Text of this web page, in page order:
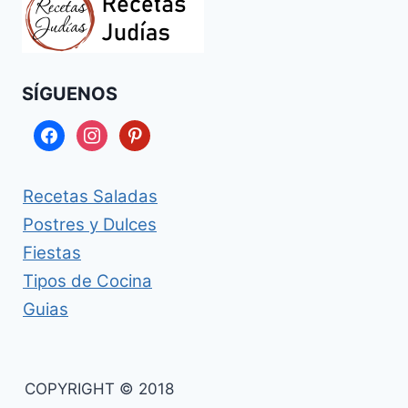
SÍGUENOS
facebookinstagrampinterest
Recetas Saladas
Postres y Dulces
Fiestas
Tipos de Cocina
Guias
COPYRIGHT © 2018